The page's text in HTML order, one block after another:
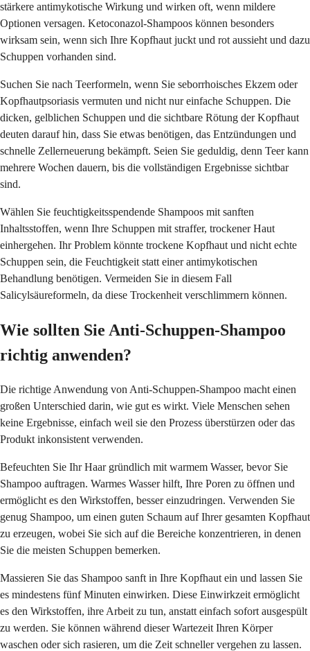
stärkere antimykotische Wirkung und wirken oft, wenn mildere
Optionen versagen. Ketoconazol-Shampoos können besonders
wirksam sein, wenn sich Ihre Kopfhaut juckt und rot aussieht und dazu
Schuppen vorhanden sind.
Suchen Sie nach Teerformeln, wenn Sie seborrhoisches Ekzem oder
Kopfhautpsoriasis vermuten und nicht nur einfache Schuppen. Die
dicken, gelblichen Schuppen und die sichtbare Rötung der Kopfhaut
deuten darauf hin, dass Sie etwas benötigen, das Entzündungen und
schnelle Zellerneuerung bekämpft. Seien Sie geduldig, denn Teer kann
mehrere Wochen dauern, bis die vollständigen Ergebnisse sichtbar
sind.
Wählen Sie feuchtigkeitsspendende Shampoos mit sanften
Inhaltsstoffen, wenn Ihre Schuppen mit straffer, trockener Haut
einhergehen. Ihr Problem könnte trockene Kopfhaut und nicht echte
Schuppen sein, die Feuchtigkeit statt einer antimykotischen
Behandlung benötigen. Vermeiden Sie in diesem Fall
Salicylsäureformeln, da diese Trockenheit verschlimmern können.
Wie sollten Sie Anti-Schuppen-Shampoo
richtig anwenden?
Die richtige Anwendung von Anti-Schuppen-Shampoo macht einen
großen Unterschied darin, wie gut es wirkt. Viele Menschen sehen
keine Ergebnisse, einfach weil sie den Prozess überstürzen oder das
Produkt inkonsistent verwenden.
Befeuchten Sie Ihr Haar gründlich mit warmem Wasser, bevor Sie
Shampoo auftragen. Warmes Wasser hilft, Ihre Poren zu öffnen und
ermöglicht es den Wirkstoffen, besser einzudringen. Verwenden Sie
genug Shampoo, um einen guten Schaum auf Ihrer gesamten Kopfhaut
zu erzeugen, wobei Sie sich auf die Bereiche konzentrieren, in denen
Sie die meisten Schuppen bemerken.
Massieren Sie das Shampoo sanft in Ihre Kopfhaut ein und lassen Sie
es mindestens fünf Minuten einwirken. Diese Einwirkzeit ermöglicht
es den Wirkstoffen, ihre Arbeit zu tun, anstatt einfach sofort ausgespült
zu werden. Sie können während dieser Wartezeit Ihren Körper
waschen oder sich rasieren, um die Zeit schneller vergehen zu lassen.